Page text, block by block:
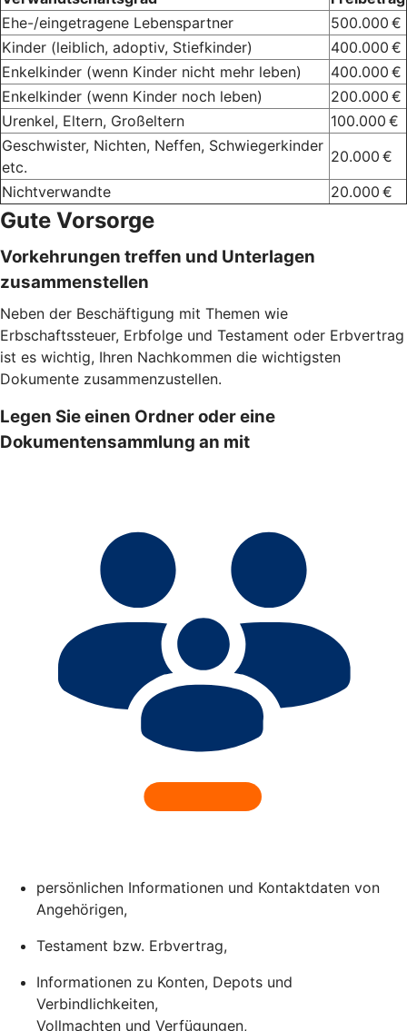
Ehe-/eingetragene Lebenspartner
500.000 €
Kinder (leiblich, adoptiv, Stiefkinder)
400.000 €
Enkelkinder (wenn Kinder nicht mehr leben)
400.000 €
Enkelkinder (wenn Kinder noch leben)
200.000 €
Urenkel, Eltern, Großeltern
100.000 €
Geschwister, Nichten, Neffen, Schwiegerkinder
etc.
20.000 €
Nichtverwandte
20.000 €
Gute Vorsorge
Vorkehrungen treffen und Unterlagen
zusammenstellen
Neben der Beschäftigung mit Themen wie
Erbschaftssteuer, Erbfolge und Testament oder Erbvertrag
ist es wichtig, Ihren Nachkommen die wichtigsten
Dokumente zusammenzustellen.
Legen Sie einen Ordner oder eine
Dokumentensammlung an mit
persönlichen Informationen und Kontaktdaten von
Angehörigen,
Testament bzw. Erbvertrag,
Informationen zu Konten, Depots und
Verbindlichkeiten,
Vollmachten und Verfügungen,